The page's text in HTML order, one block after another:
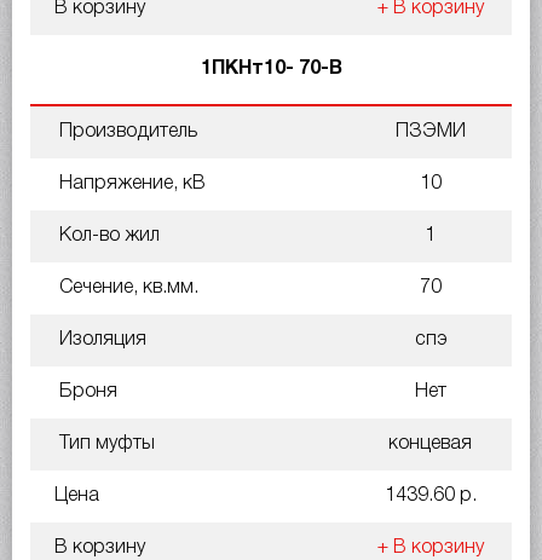
В корзину + В корзину
1ПКНт10- 70-В
Производитель ПЗЭМИ
Напряжение, кВ 10
Кол-во жил 1
Сечение, кв.мм. 70
Изоляция спэ
Броня Нет
Тип муфты концевая
Цена 1439.60 р.
В корзину + В корзину